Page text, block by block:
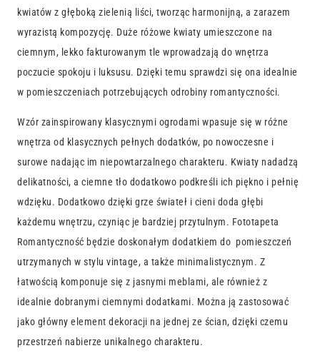
kwiatów z głęboką zielenią liści, tworząc harmonijną, a zarazem
wyrazistą kompozycję. Duże różowe kwiaty umieszczone na
ciemnym, lekko fakturowanym tle wprowadzają do wnętrza
poczucie spokoju i luksusu. Dzięki temu sprawdzi się ona idealnie
w pomieszczeniach potrzebujących odrobiny romantyczności.
Wzór zainspirowany klasycznymi ogrodami wpasuje się w różne
wnętrza od klasycznych pełnych dodatków, po nowoczesne i
surowe nadając im niepowtarzalnego charakteru. Kwiaty nadadzą
delikatności, a ciemne tło dodatkowo podkreśli ich piękno i pełnię
wdzięku. Dodatkowo dzięki grze świateł i cieni doda głębi
każdemu wnętrzu, czyniąc je bardziej przytulnym. Fototapeta
Romantyczność będzie doskonałym dodatkiem do pomieszczeń
utrzymanych w stylu vintage, a także minimalistycznym. Z
łatwością komponuje się z jasnymi meblami, ale również z
idealnie dobranymi ciemnymi dodatkami. Można ją zastosować
jako główny element dekoracji na jednej ze ścian, dzięki czemu
przestrzeń nabierze unikalnego charakteru.